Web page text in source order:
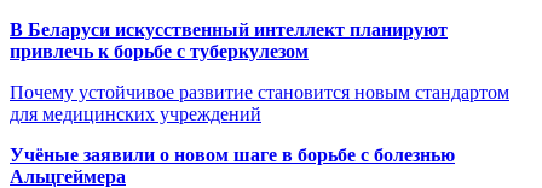
В Беларуси искусственный интеллект планируют
привлечь к борьбе с туберкулезом
Почему устойчивое развитие становится новым стандартом
для медицинских учреждений
Учёные заявили о новом шаге в борьбе с болезнью
Альцгеймера